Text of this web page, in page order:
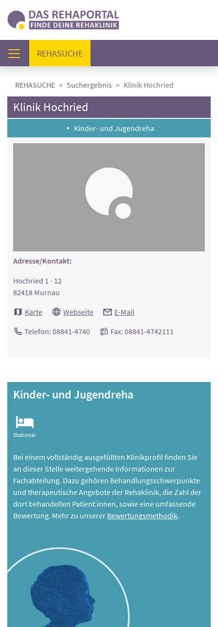
REHASUCHE(AKTUELL)
REHASUCHE Suchergebnis Klinik Hochried
Klinik Hochried
Kinder- und Jugendreha
Adresse/Kontakt:
Hochried 1 - 12
82418 Murnau
Karte
Webseite E-Mail
Telefon: 08841-4740 Fax: 08841-4742111
Kinder- und Jugendreha
Stationär
Bei einem vollständig ausgefüllten Klinikprofil finden Sie
an dieser Stelle weitergehende Informationen zur
Fachabteilung. Dazu gehören Behandlungsschwerpunkte
und therapeutische Angebote der Rehaklinik, die Zahl der
dort behandelten Patient:innen, sowie eine umfassende
Bewertung. Mehr zu unserer Bewertungsmethodik.